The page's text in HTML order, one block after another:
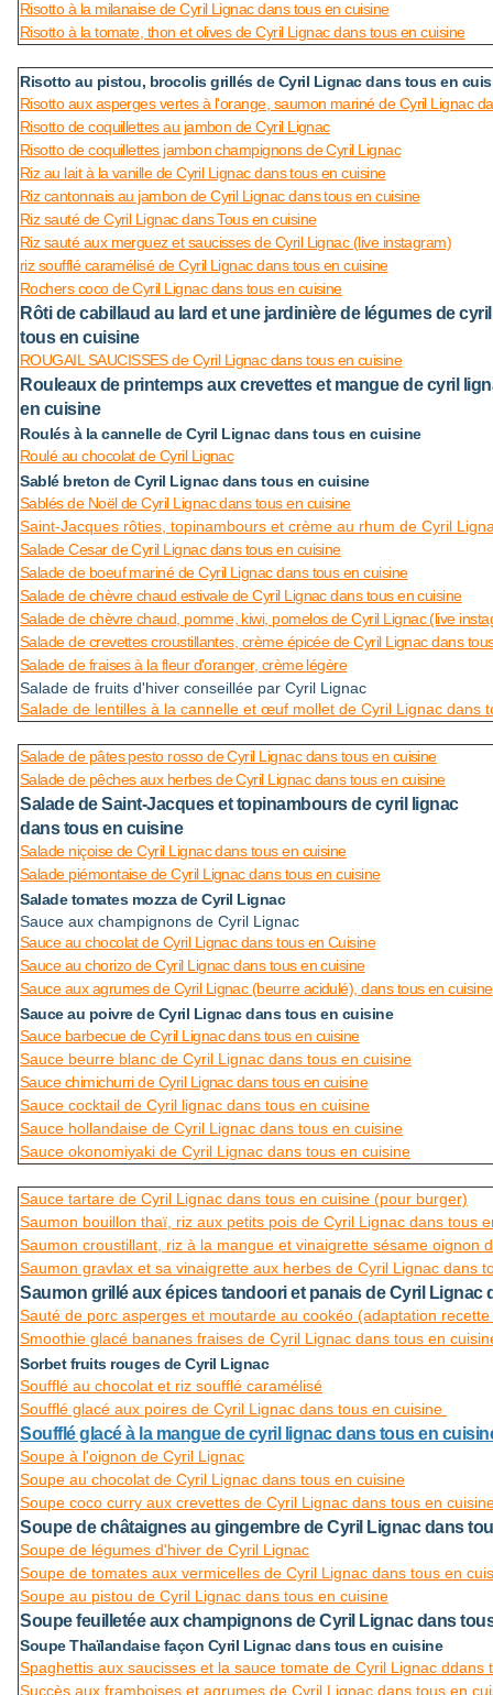
Risotto à la milanaise de Cyril Lignac dans tous en cuisine
Risotto à la tomate, thon et olives de Cyril Lignac dans tous en cuisine
Risotto au pistou, brocolis grillés de Cyril Lignac dans tous en
Risotto aux asperges vertes à l'orange, saumon mariné de Cyril Lignac
Risotto de coquillettes au jambon de Cyril Lignac
Risotto de coquillettes jambon champignons de Cyril Lignac
Riz au lait à la vanille de Cyril Lignac dans tous en cuisine
Riz cantonnais au jambon de Cyril Lignac dans tous en cuisine
Riz sauté de Cyril Lignac dans Tous en cuisine
Riz sauté aux merguez et saucisses de Cyril Lignac (live instagram)
riz soufflé caramélisé de Cyril Lignac dans tous en cuisine
Rochers coco de Cyril Lignac dans tous en cuisine
Rôti de cabillaud au lard et une jardinière de légumes de
tous en cuisine
ROUGAIL SAUCISSES de Cyril Lignac dans tous en cuisine
Rouleaux de printemps aux crevettes et mangue de cyril
en cuisine
Roulés à la cannelle de Cyril Lignac dans tous en cuisine
Roulé au chocolat de Cyril Lignac
Sablé breton de Cyril Lignac dans tous en cuisine
Sablés de Noël de Cyril Lignac dans tous en cuisine
Saint-Jacques rôties, topinambours et crème au rhum de Cyril
Salade Cesar de Cyril Lignac dans tous en cuisine
Salade de boeuf mariné de Cyril Lignac dans tous en cuisine
Salade de chèvre chaud estivale de Cyril Lignac dans tous en cuisine
Salade de chèvre chaud, pomme, kiwi, pomelos de Cyril Lignac (live
Salade de crevettes croustillantes, crème épicée de Cyril Lignac dans
Salade de fraises à la fleur d'oranger, crème légère
Salade de fruits d'hiver conseillée par Cyril Lignac
Salade de lentilles à la cannelle et œuf mollet de Cyril Lignac dans
Salade de pâtes pesto rosso de Cyril Lignac dans tous en cuisine
Salade de pêches aux herbes de Cyril Lignac dans tous en cuisine
Salade de Saint-Jacques et topinambours de cyril lignac
dans tous en cuisine
Salade niçoise de Cyril Lignac dans tous en cuisine
Salade piémontaise de Cyril Lignac dans tous en cuisine
Salade tomates mozza de Cyril Lignac
Sauce aux champignons de Cyril Lignac
Sauce au chocolat de Cyril Lignac dans tous en Cuisine
Sauce au chorizo de Cyril Lignac dans tous en cuisine
Sauce aux agrumes de Cyril Lignac (beurre acidulé), dans tous en cuisine
Sauce au poivre de Cyril Lignac dans tous en cuisine
Sauce barbecue de Cyril Lignac dans tous en cuisine
Sauce beurre blanc de Cyril Lignac dans tous en cuisine
Sauce chimichurri de Cyril Lignac dans tous en cuisine
Sauce cocktail de Cyril lignac dans tous en cuisine
Sauce hollandaise de Cyril Lignac dans tous en cuisine
Sauce okonomiyaki de Cyril Lignac dans tous en cuisine
Sauce tartare de Cyril Lignac dans tous en cuisine (pour burger)
Saumon bouillon thaï, riz aux petits pois de Cyril Lignac dans tous
Saumon croustillant, riz à la mangue et vinaigrette sésame oignon
Saumon gravlax et sa vinaigrette aux herbes de Cyril Lignac dans
Saumon grillé aux épices tandoori et panais de Cyril Lignac
Sauté de porc asperges et moutarde au cookéo (adaptation
Smoothie glacé bananes fraises de Cyril Lignac dans tous en
Sorbet fruits rouges de Cyril Lignac
Soufflé au chocolat et riz soufflé caramélisé
Soufflé glacé aux poires de Cyril Lignac dans tous en cuisine
Soufflé glacé à la mangue de cyril lignac dans tous en
Soupe à l'oignon de Cyril Lignac
Soupe au chocolat de Cyril Lignac dans tous en cuisine
Soupe coco curry aux crevettes de Cyril Lignac dans tous en
Soupe de châtaignes au gingembre de Cyril Lignac dans
Soupe de légumes d'hiver de Cyril Lignac
Soupe de tomates aux vermicelles de Cyril Lignac dans tous en
Soupe au pistou de Cyril Lignac dans tous en cuisine
Soupe feuilletée aux champignons de Cyril Lignac dans
Soupe Thaïlandaise façon Cyril Lignac dans tous en cuisine
Spaghettis aux saucisses et la sauce tomate de Cyril Lignac ddans
Succès aux framboises et agrumes de Cyril Lignac dans tous en